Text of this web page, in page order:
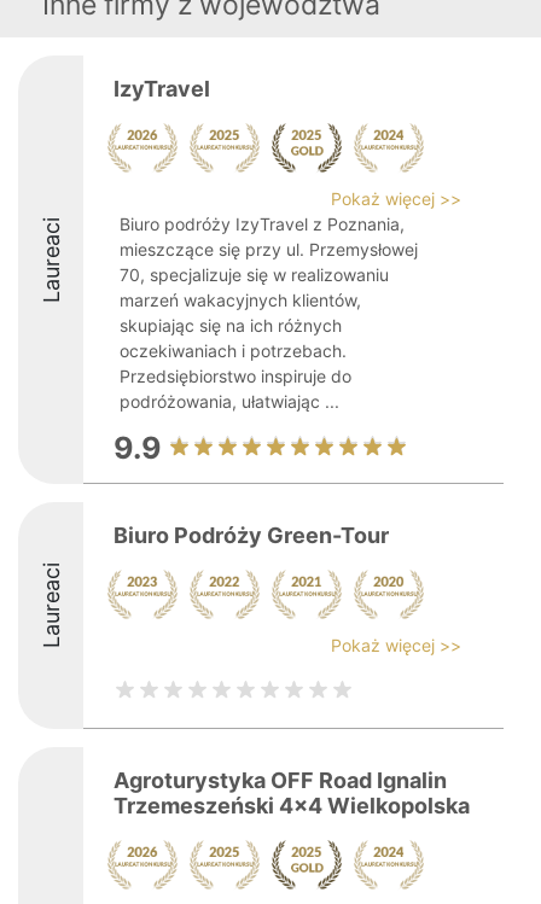
Laureaci
IzyTravel
Pokaż więcej >>
Biuro podróży IzyTravel z Poznania,
mieszczące się przy ul. Przemysłowej
70, specjalizuje się w realizowaniu
marzeń wakacyjnych klientów,
skupiając się na ich różnych
oczekiwaniach i potrzebach.
Przedsiębiorstwo inspiruje do
podróżowania, ułatwiając ...
9.9
Laureaci
Biuro Podróży Green-Tour
Pokaż więcej >>
Agroturystyka OFF Road Ignalin
Trzemeszeński 4x4 Wielkopolska